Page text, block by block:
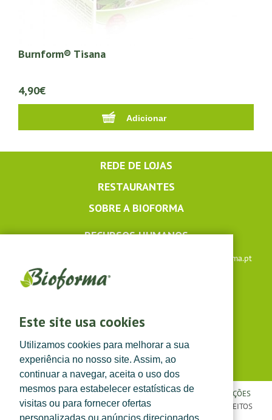
Este site usa cookies
Utilizamos cookies para melhorar a sua
experiência no nosso site. Assim, ao
continuar a navegar, aceita o uso dos
mesmos para estabelecer estatísticas de
visitas ou para fornecer ofertas
personalizadas ou anúncios direcionados.
Burnform® Tisana
4,90€
REDE DE LOJAS
RESTAURANTES
SOBRE A BIOFORMA
RECURSOS HUMANOS
lojaonline@bioforma.pt
(dias úteis das 8h30 às 13h e das 14h às 17h30)
POLÍTICA DE PRIVACIDADE|TERMOS E CONDIÇÕES
CONDIÇÕES
GERAIS DE VENDA | ©TOPFARMA, LDA. 2022.
TODOS OS DIREITOS